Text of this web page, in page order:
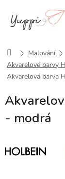
obsah
DomůMalování
Akvarelové barvy
Akvarelová barva
- modrá